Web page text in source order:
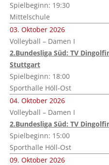
Spielbeginn: 19:30
Mittelschule
03. Oktober 2026
Volleyball – Damen I
2.Bundesliga Süd: TV
Stuttgart
Spielbeginn: 18:00
Sporthalle Höll-Ost
04. Oktober 2026
Volleyball – Damen I
2.Bundesliga Süd: TV
Spielbeginn: 15:00
Sporthalle Höll-Ost
09. Oktober 2026